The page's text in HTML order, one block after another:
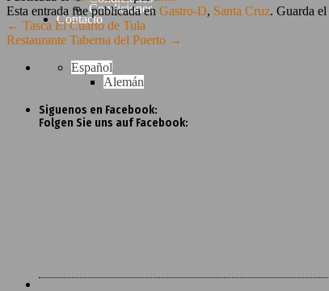
Condiciones
Contacto
Esta entrada fue publicada en Gastro-D, Santa Cruz. Guarda el
← Tasca El Cuarto de Tula
Restaurante Taberna del Puerto →
Español
Alemán
Siguenos en Facebook:
Folgen Sie uns auf Facebook: